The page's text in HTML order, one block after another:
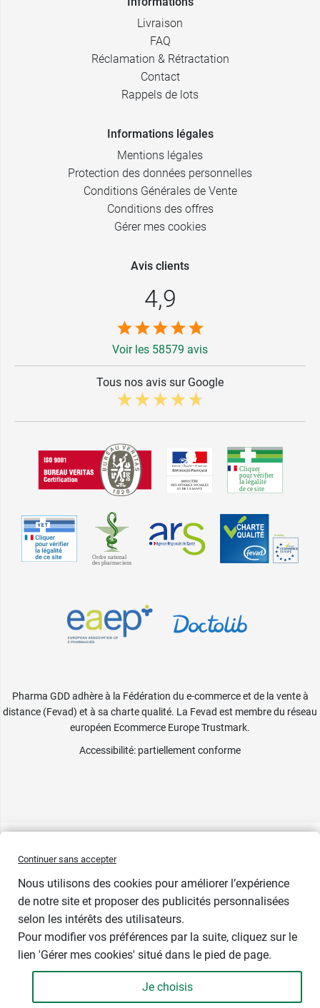
Couleur
- +
Livraison
FAQ
Réclamation & Rétractation
Contact
Rappels de lots
Informations légales
Mentions légales
Protection des données personnelles
Conditions Générales de Vente
Conditions des offres
Gérer mes cookies
Avis clients
4,9
Voir les 58579 avis
Tous nos avis sur Google
Pharma GDD adhère à la Fédération du e-commerce et de la vente à
distance (Fevad) et à sa charte qualité. La Fevad est membre du réseau
européen Ecommerce Europe Trustmark.
Accessibilité: partiellement conforme
Continuer sans accepter
Nous utilisons des cookies pour améliorer l’expérience
de notre site et proposer des publicités personnalisées
selon les intérêts des utilisateurs.
Pour modifier vos préférences par la suite, cliquez sur le
lien 'Gérer mes cookies' situé dans le pied de page.
Je choisis